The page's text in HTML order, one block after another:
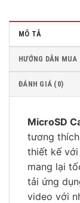
MÔ TẢ
HƯỚNG DẪN
ĐÁNH GIÁ (0)
MicroSD
tương
thiết kế với
mang lại
tải ứng
video với